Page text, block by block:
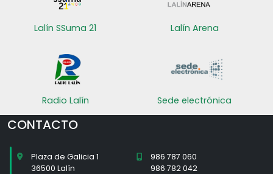
Lalín SSuma 21 Lalín Arena
Radio Lalín Sede electrónica
CONTACTO
Plaza de Galicia 1
36500 Lalín
986 787 060
986 782 042